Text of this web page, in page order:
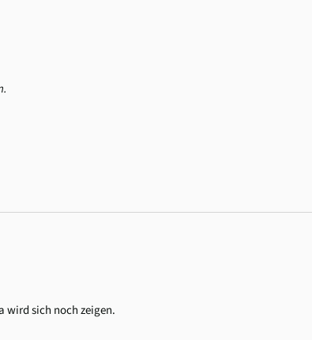
wird sich noch zeigen.